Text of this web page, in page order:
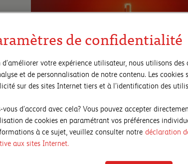
de confidentialité
votre expérience utilisateur, nous utilisons
et de personnalisation de notre contenu. Les
sur des sites Internet tiers et à l’identification des
vous d’accord avec cela? Vous pouvez accepter
de cookies en paramétrant vos préférences
à ce sujet, veuillez consulter notre déclaration
aux sites Internet.